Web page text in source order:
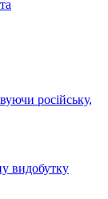
російську,
видобутку